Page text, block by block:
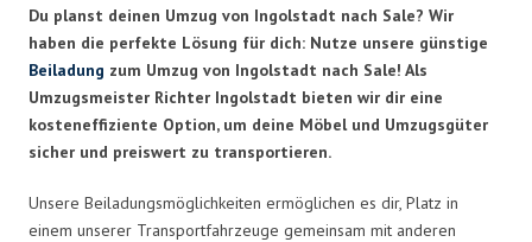
Du planst deinen Umzug von Ingolstadt nach Sale? Wir
haben die perfekte Lösung für dich: Nutze unsere günstige
Beiladung zum Umzug von Ingolstadt nach Sale! Als
Umzugsmeister Richter Ingolstadt bieten wir dir eine
kosteneffiziente Option, um deine Möbel und Umzugsgüter
sicher und preiswert zu transportieren.
Unsere Beiladungsmöglichkeiten ermöglichen es dir, Platz in
einem unserer Transportfahrzeuge gemeinsam mit anderen